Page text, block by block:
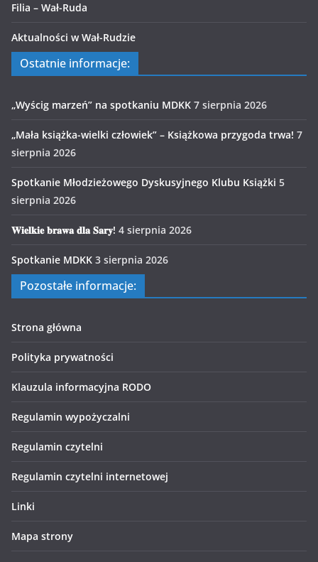
Filia – Wał-Ruda
Aktualności w Wał-Rudzie
Ostatnie informacje:
„Wyścig marzeń” na spotkaniu MDKK 7 sierpnia 2026
„Mała książka-wielki człowiek” – Książkowa przygoda trwa! 7
sierpnia 2026
Spotkanie Młodzieżowego Dyskusyjnego Klubu Książki 5
sierpnia 2026
𝐖𝐢𝐞𝐥𝐤𝐢𝐞 𝐛𝐫𝐚𝐰𝐚 𝐝𝐥𝐚 𝐒𝐚𝐫𝐲! 4 sierpnia 2026
Spotkanie MDKK 3 sierpnia 2026
Pozostałe informacje:
Strona główna
Polityka prywatności
Klauzula informacyjna RODO
Regulamin wypożyczalni
Regulamin czytelni
Regulamin czytelni internetowej
Linki
Mapa strony